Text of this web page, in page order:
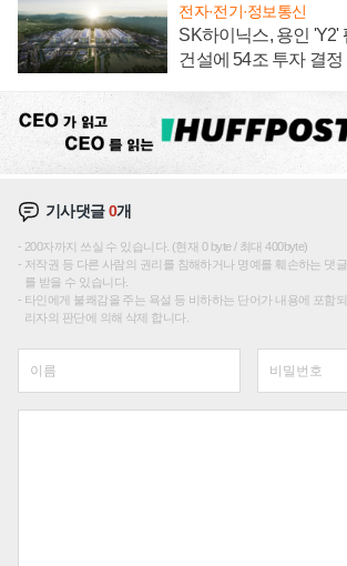
전자·전기·정보통신
SK하이닉스, 용인 'Y2'
건설에 54조 투자 결정
기사댓글0개
200자까지 쓰실 수 있습니다. (현재 0 byte / 최대 400byte)
저작권 등 다른 사람의 권리를 침해하거나 명예를 훼손하는 댓
를 받을 수 있습니다.
타인에게 불쾌감을 주는 욕설 등 비하하는 단어가 내용에 포함
리자의 판단에 의해 삭제 합니다.